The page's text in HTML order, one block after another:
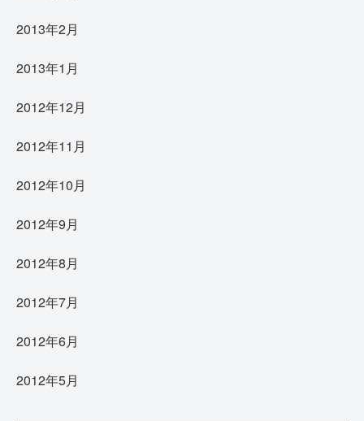
2013年2月
2013年1月
2012年12月
2012年11月
2012年10月
2012年9月
2012年8月
2012年7月
2012年6月
2012年5月